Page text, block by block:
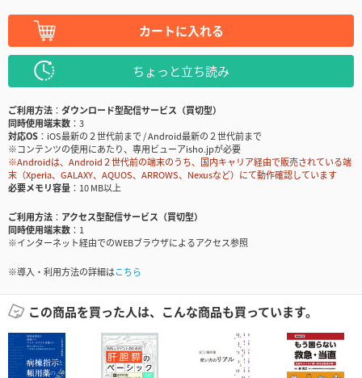
カートに入れる
ちょっと立ち読み
ご利用方法
ダウンロード型配信サービス（買切型）
同時使用端末数
3
対応OS
iOS最新の２世代前まで / Android最新の２世代前まで
※コンテンツの使用にあたり、専用ビューアisho.jpが必要
※Androidは、Android２世代前の端末のうち、国内キャリア経由で販売されている端
末（Xperia、GALAXY、AQUOS、ARROWS、Nexusなど）にて動作確認しています
必要メモリ容量
10 MB以上
ご利用方法
アクセス型配信サービス（買切型）
同時使用端末数
1
※インターネット経由でのWEBブラウザによるアクセス参照
※導入・利用方法の詳細はこちら
この商品を買った人は、こんな商品も買っています。